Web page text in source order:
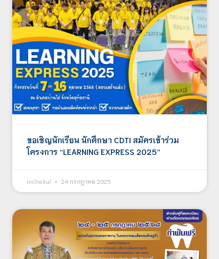
ขอเชิญนักเรียน นักศึกษา CDTI สมัครเข้าร่วม
โครงการ “LEARNING EXPRESS 2025”
nicha.kul 24 กรกฎาคม 2025